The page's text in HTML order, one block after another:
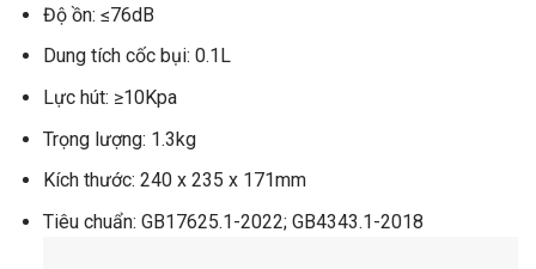
Độ ồn: ≤76dB
Dung tích cốc bụi: 0.1L
Lực hút: ≥10Kpa
Trọng lượng: 1.3kg
Kích thước: 240 x 235 x 171mm
Tiêu chuẩn: GB17625.1-2022; GB4343.1-2018